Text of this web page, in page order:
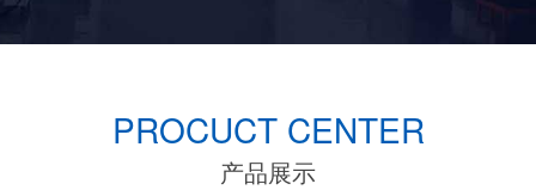
PROCUCT CENTER
产品展示